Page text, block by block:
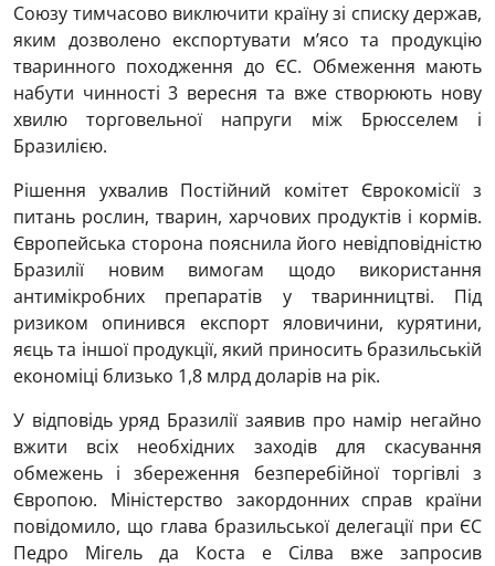
Союзу тимчасово виключити країну зі списку держав,
яким дозволено експортувати м’ясо та продукцію
тваринного походження до ЄС. Обмеження мають
набути чинності 3 вересня та вже створюють нову
хвилю торговельної напруги між Брюсселем і
Бразилією.
Рішення ухвалив Постійний комітет Єврокомісії з
питань рослин, тварин, харчових продуктів і кормів.
Європейська сторона пояснила його невідповідністю
Бразилії новим вимогам щодо використання
антимікробних препаратів у тваринництві. Під
ризиком опинився експорт яловичини, курятини,
яєць та іншої продукції, який приносить бразильській
економіці близько 1,8 млрд доларів на рік.
У відповідь уряд Бразилії заявив про намір негайно
вжити всіх необхідних заходів для скасування
обмежень і збереження безперебійної торгівлі з
Європою. Міністерство закордонних справ країни
повідомило, що глава бразильської делегації при ЄС
Педро Мігель да Коста е Сілва вже запросив